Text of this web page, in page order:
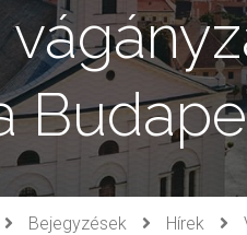
Bejegyzések Hírek